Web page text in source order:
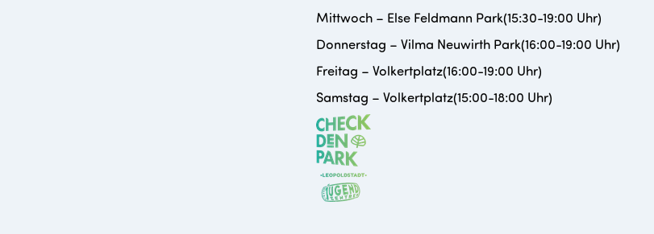
Mittwoch – Else Feldmann Park(15:30-19:00 Uhr)
Donnerstag – Vilma Neuwirth Park(16:00-19:00 Uhr)
Freitag – Volkertplatz(16:00-19:00 Uhr)
Samstag – Volkertplatz(15:00-18:00 Uhr)